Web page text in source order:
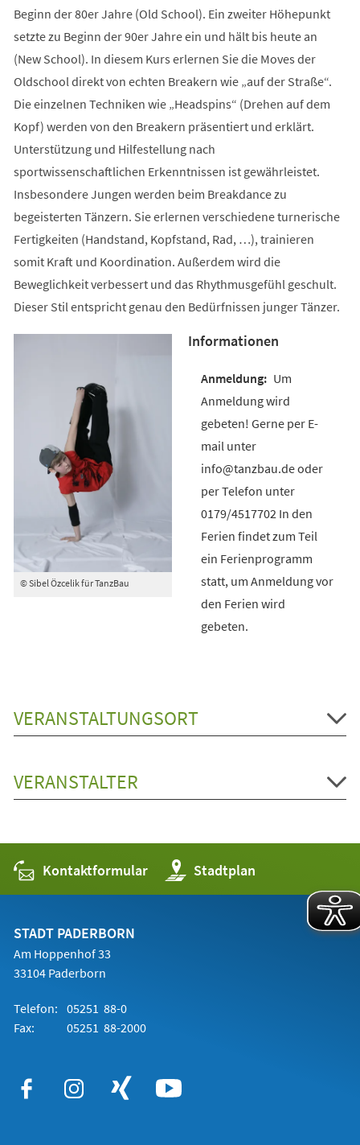
Beginn der 80er Jahre (Old School). Ein zweiter Höhepunkt
setzte zu Beginn der 90er Jahre ein und hält bis heute an
(New School). In diesem Kurs erlernen Sie die Moves der
Oldschool direkt von echten Breakern wie „auf der Straße“.
Die einzelnen Techniken wie „Headspins“ (Drehen auf dem
Kopf) werden von den Breakern präsentiert und erklärt.
Unterstützung und Hilfestellung nach
sportwissenschaftlichen Erkenntnissen ist gewährleistet.
Insbesondere Jungen werden beim Breakdance zu
begeisterten Tänzern. Sie erlernen verschiedene turnerische
Fertigkeiten (Handstand, Kopfstand, Rad, …), trainieren
somit Kraft und Koordination. Außerdem wird die
Beweglichkeit verbessert und das Rhythmusgefühl geschult.
Dieser Stil entspricht genau den Bedürfnissen junger Tänzer.
© Sibel Özcelik für TanzBau
Informationen
Um
Anmeldung wird
gebeten! Gerne per E-
mail unter
info@tanzbau.de oder
per Telefon unter
0179/4517702 In den
Ferien findet zum Teil
ein Ferienprogramm
statt, um Anmeldung vor
den Ferien wird
gebeten.
VERANSTALTUNGSORT
VERANSTALTER
Kontaktformular Stadtplan
(Öffnet
in
einem
STADT PADERBORN
Am Hoppenhof 33
33104 Paderborn
Telefon: 05251 88-0
Fax:
05251 88-2000